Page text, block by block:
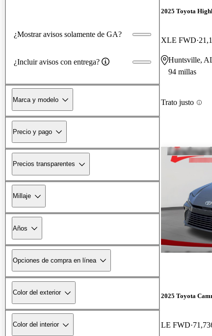
¿Mostrar avisos solamente de GA?
¿Incluir avisos con entrega?
Marca y modelo
Precio y pago
Precios transparentes
Millaje
Años
Opciones de compra en línea
Color del exterior
Color del interior
2025 Toyota
XLE FWD
Huntsville,
94 millas
Trato justo
2025 Toyota
LE FWD